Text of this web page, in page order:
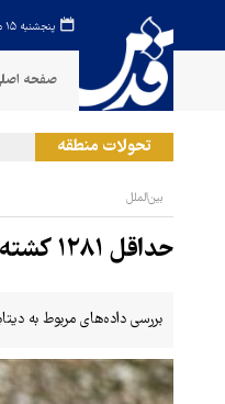
پنجشنبه ۱۵ مرداد ۱۴۰۵
صفحه
تحولات منطقه
بین‌الملل
حداقل ۱۲۸۱ کشته در اسرائیل
بررسی داده‌های مربوط به